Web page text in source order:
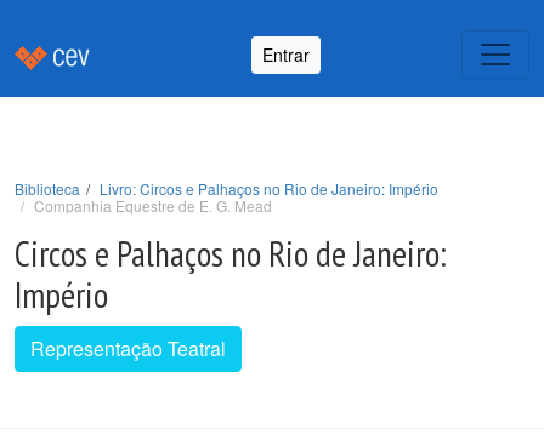
Entrar
Biblioteca
Livro: Circos e Palhaços no Rio de Janeiro: Império
Companhia Equestre de E. G. Mead
Circos e Palhaços no Rio de Janeiro:
Império
Representação Teatral